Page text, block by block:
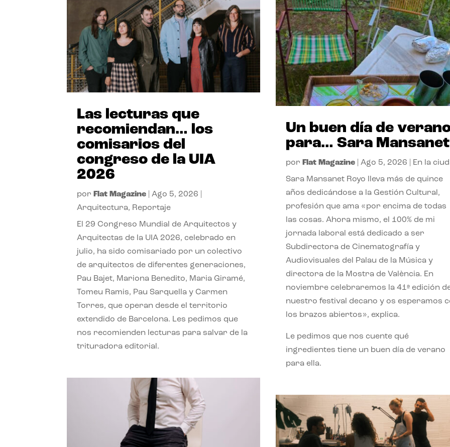
Las lecturas que
recomiendan… los
comisarios del
congreso de la UIA
2026
por Flat Magazine |Ago 5, 2026
Arquitectura, Reportaje
El 29 Congreso Mundial de Arquitectos y
Arquitectas de la UIA 2026, celebrado en
julio, ha sido comisariado por un colectivo
de arquitectos de diferentes generaciones,
Pau Bajet, Mariona Benedito, Maria Giramé,
Tomeu Ramis, Pau Sarquella y Carmen
Torres, que operan desde el territorio
extendido de Barcelona. Les pedimos que
nos recomienden lecturas para salvar de la
trituradora editorial.
Un buen día de
para… Sara Mansanet
por Flat Magazine| Ago 5, 2026 En la
Sara Mansanet Royo lleva más de quince
años dedicándose a la Gestión Cultural,
profesión que ama «por encima de todas
las cosas. Ahora mismo, el 100% de mi
jornada laboral está dedicado a ser
Subdirectora de Cinematografía y
Audiovisuales del Palau de la Música y
directora de la Mostra de València. En
noviembre celebraremos la 41ª edición
nuestro festival decano y os esperamos
los brazos abiertos», explica.
Le pedimos que nos cuente qué
ingredientes tiene un buen día de verano
para ella.